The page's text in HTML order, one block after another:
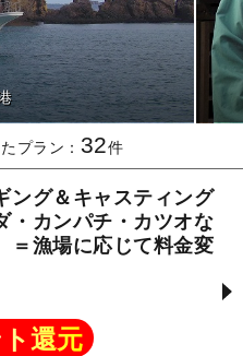
プラン： 32件
ング＆キャスティング
・カンパチ・カツオな
＝漁場に応じて料金変
還元